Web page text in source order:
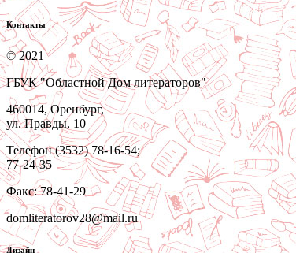
Контакты
© 2021
ГБУК "Областной Дом литераторов"
460014, Оренбург,
ул. Правды, 10
Телефон (3532) 78-16-54;
77-24-35
Факс: 78-41-29
domliteratorov28@mail.ru
Дизайн